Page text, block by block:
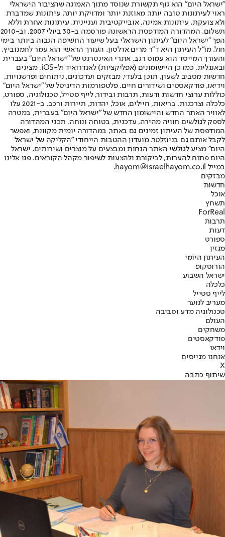
"ישראל היום" הוא גוף תקשורת שנוסד מתוך האמונה שהציבור הישראלי
ראוי לעיתונות טובה יותר, מאוזנת יותר ומדויקת יותר. עיתונות שמדברת
ולא צועקת. עיתונות אמינה, אובייקטיבית ועניינית. עיתונות אחרת וללא
תשלום. המהדורה המודפסת הראשונה פורסמה ב-30 ביולי 2007, וב-2010
הפך "ישראל היום" לעיתון הישראלי בעל שיעור החשיפה הגבוה ביותר בימי
חול. מו"ל העיתון היא ד"ר מרים אדלסון. העורך הראשי הוא עמר לחמנוביץ,
והעורך המייסד הוא עמוס רגב. אתרי האינטרנט של "ישראל היום" בעברית
ובאנגלית, כמו כן היישומונים (אפליקציות) לאנדרואיד ול-iOS, מציגים
חדשות מסביב לשעון, תוכן בלעדי, מבזקים ועדכונים, ניתוחים ופרשנויות,
וידיאו, פודקאסטים ושידורים חיים. פלטפורמות הדיגיטל של "ישראל היום"
כוללות ערוצי חדשות ודעות, תרבות ובידור, לייף סטייל, טכנולוגיה, ספורט,
כלכלה וצרכנות, בריאות, חיילים, אוכל, יהדות, תיירות ורכב. ב-2021 עלו
לאוויר האתר החדש והיישומון החדש של "ישראל היום" בעברית, במטרה
לספק לגולשים חוויה מהירה, עדכנית, בטוחה ונוחה. תכני המהדורה
המודפסת של העיתון זמינים גם באתר, במהדורה יומית מקוונת, ואפשר
לקבל אותם גם בניוזלטר. מועדון ההטבות הייחודי "הקליקה של ישראל
היום" מציע לגולשי האתר הנחות ומבצעים על מוצרים ושירותים. ישראל
היום פתוח להערות, לביקורת ולהצעות לשיפור מקהל הקוראים. פנו אלינו
במייל hayom@israelhayom.co.il.
מבזקים
חדשות
אוכל
תשחץ
ForReal
תרבות
דעות
ספורט
מגזין
העיתון היומי
הורוסקופ
ישראל השבוע
כלכלה
לייף סטייל
מעריב לנוער
טכנולוגיה מדע וסביבה
העולם
משחקים
פודקאסטים
וידאו
אנחנו מגייסים
X
שיתוף כתבה